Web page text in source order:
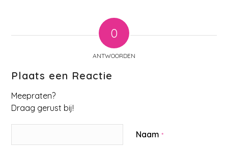
0
ANTWOORDEN
Plaats een Reactie
Meepraten?
Draag gerust bij!
Naam*